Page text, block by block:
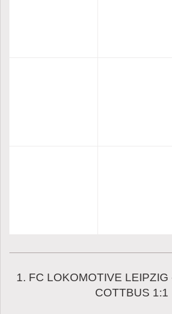
1. FC LOKOMOTIVE LEIPZIG
COTTBUS 1:1